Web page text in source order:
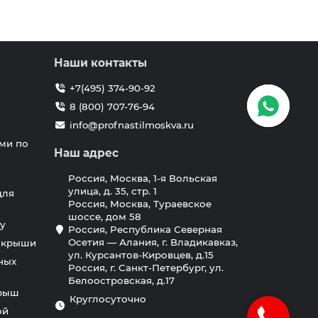
по
крыши
Наши контакты
+7(495) 374-90-92
8 (800) 707-76-94
info@profnastilmoskva.ru
Наш адрес
Россия, Москва, 1-я Вольская
улица, д. 35, стр. 1
Россия, Москва, Тураевское
шоссе, дом 58
Россия, Республика Северная
Осетия — Алания, г. Владикавказ,
ул. Курсантов-Кировцев, д.15
Россия, г. Санкт-Петербург, ул.
Белоостровская, д.17
Круглосуточно